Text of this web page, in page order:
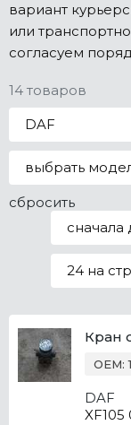
вариант
или
согласуем
14 товаров
DAF
выбрать
сбросить
24 на
Кран
OEM:
DAF
XF105